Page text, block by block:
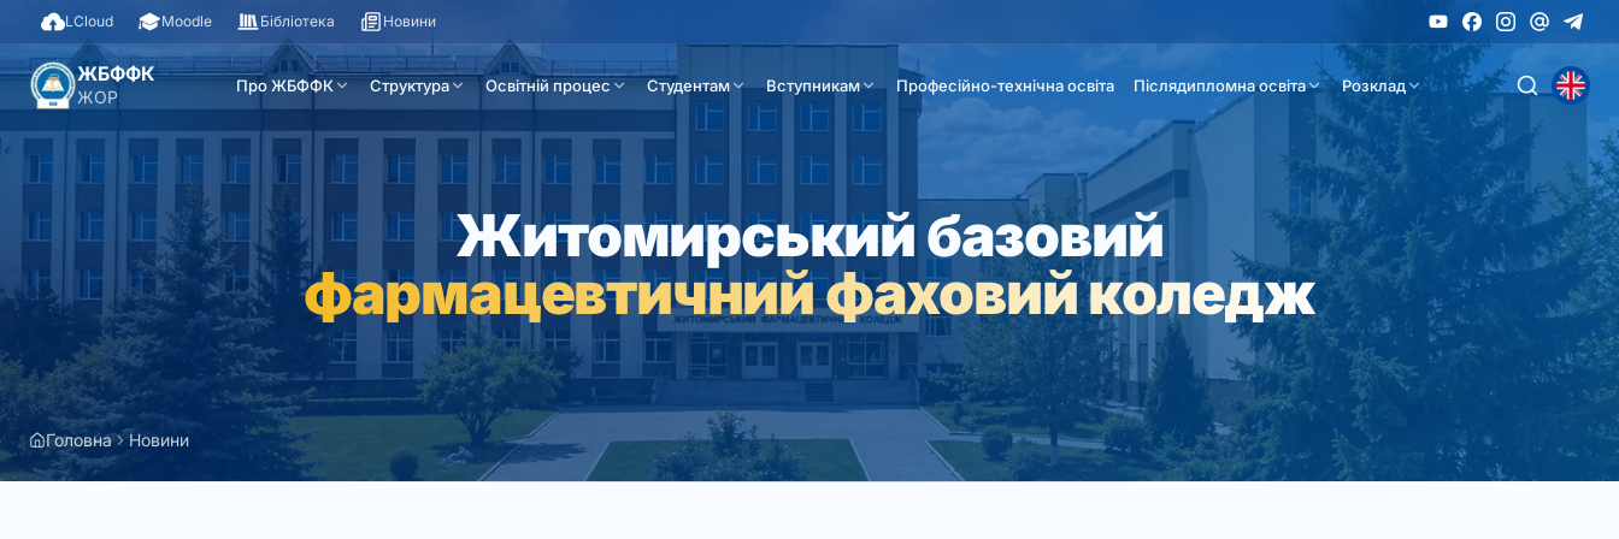
LCloud Moodle Бібліотека Новини
ЖБФФК
ЖОР
Про ЖБФФК Структура Освітній процес Студентам Вступникам Професійно-технічна освіта Післядипломна освіта Розклад
Житомирський базовий
фармацевтичний фаховий коледж
Головна Новини